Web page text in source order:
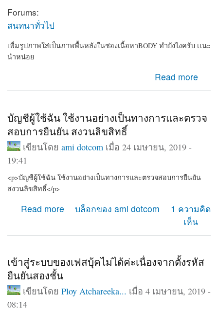
Forums:
สนทนาทั่วไป
เพื่มรูปภาพใส่เป็นภาพพื้นหลังในช่องเนื้อหาBODY ทำยังไงครับ เเนะ
นำหน่อย
Read more
about เพื่มรูปภาพใส่เป็นภาพพื้นหลังในช่องเนื้อหาBODY
ทำยังไงครับ เเนะนำหน่อย
บัญชีผู้ใช้ฉัน ใช้งานอย่างเป็นทางการและตรวจ
สอบการยืนยัน สงวนลิขสิทธิ์
เขียนโดย ami dotcom เมื่อ 24 เมษายน, 2019 -
19:41
<p>บัญชีผู้ใช้ฉัน ใช้งานอย่างเป็นทางการและตรวจสอบการยืนยัน
สงวนลิขสิทธิ์</p>
Read more
about บัญชีผู้ใช้ฉัน ใช้งานอย่างเป็นทางการและตรวจสอบ
การยืนยัน สงวนลิขสิทธิ์
บล็อกของ ami dotcom
1 ความคิด
เห็น
เข้าสู่ระบบของเฟสบุ้คไม่ได้ค่ะเนื่องจากตั้งรหัส
ยืนยันสองชั้น
เขียนโดย Ploy Atchareeka... เมื่อ 4 เมษายน, 2019 -
08:14